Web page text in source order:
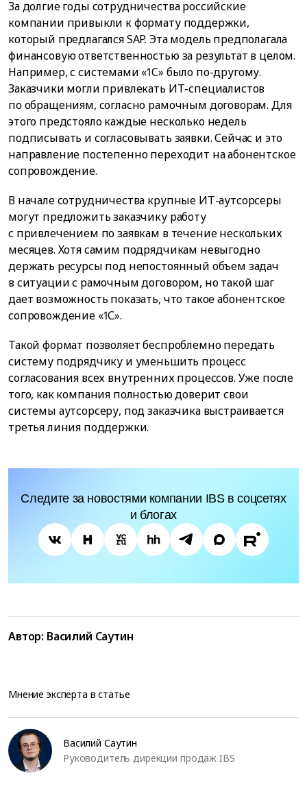
За долгие годы сотрудничества российские
компании привыкли к формату поддержки,
который предлагался SAP. Эта модель предполагала
финансовую ответственностью за результат в целом.
Например, с системами «1С» было по-другому.
Заказчики могли привлекать ИТ-специалистов
по обращениям, согласно рамочным договорам. Для
этого предстояло каждые несколько недель
подписывать и согласовывать заявки. Сейчас и это
направление постепенно переходит на абонентское
сопровождение.
В начале сотрудничества крупные ИТ-аутсорсеры
могут предложить заказчику работу
с привлечением по заявкам в течение нескольких
месяцев. Хотя самим подрядчикам невыгодно
держать ресурсы под непостоянный объем задач
в ситуации с рамочным договором, но такой шаг
дает возможность показать, что такое абонентское
сопровождение «1С».
Такой формат позволяет беспроблемно передать
систему подрядчику и уменьшить процесс
согласования всех внутренних процессов. Уже после
того, как компания полностью доверит свои
системы аутсорсеру, под заказчика выстраивается
третья линия поддержки.
Следите за новостями компании IBS в соцсетях
и блогах
Автор: Василий Саутин
Мнение эксперта в статье
Василий Саутин
Руководитель дирекции продаж IBS